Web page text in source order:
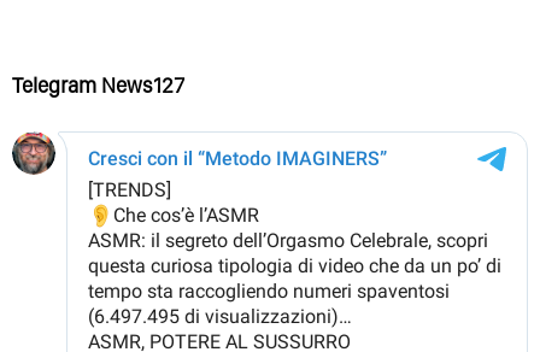
Telegram News127